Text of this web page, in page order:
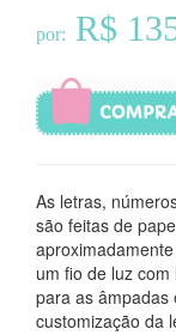
por: R$
As letras,
são feitas de
um fio de luz
para as âmpadas
customização da